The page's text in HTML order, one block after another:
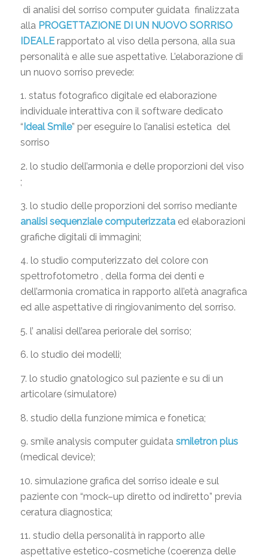
di analisi del sorriso computer guidata finalizzata
alla PROGETTAZIONE DI UN NUOVO SORRISO
IDEALE rapportato al viso della persona, alla sua
personalità e alle sue aspettative. L’elaborazione di
un nuovo sorriso prevede:
1. status fotografico digitale ed elaborazione
individuale interattiva con il software dedicato
“ Ideal Smile” per eseguire lo l’analisi estetica del
sorriso
2. lo studio dell’armonia e delle proporzioni del viso
;
3. lo studio delle proporzioni del sorriso mediante
analisi sequenziale computerizzata ed elaborazioni
grafiche digitali di immagini;
4. lo studio computerizzato del colore con
spettrofotometro , della forma dei denti e
dell’armonia cromatica in rapporto all’età anagrafica
ed alle aspettative di ringiovanimento del sorriso.
5. l’ analisi dell’area periorale del sorriso;
6. lo studio dei modelli;
7. lo studio gnatologico sul paziente e su di un
articolare (simulatore)
8. studio della funzione mimica e fonetica;
9. smile analysis computer guidata smiletron plus
(medical device);
10. simulazione grafica del sorriso ideale e sul
paziente con “mock–up diretto od indiretto” previa
ceratura diagnostica;
11. studio della personalità in rapporto alle
aspettative estetico-cosmetiche (coerenza delle